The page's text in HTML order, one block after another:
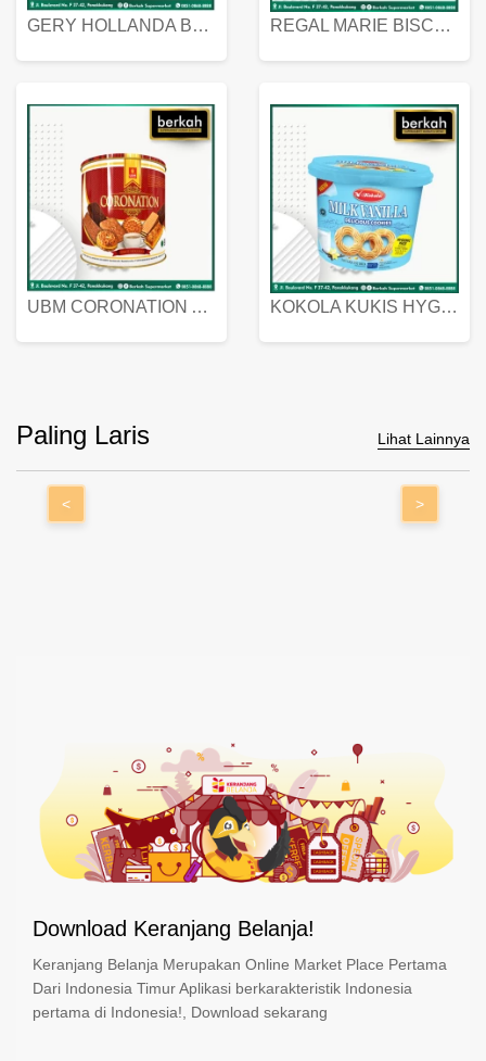
GERY HOLLANDA BUTTER COOKIES 450 GRAM REGAL MARIE BISCUIT KALENG 550 GRAM
UBM CORONATION ASSORTED BISKUIT KALENG 450 GRAM KOKOLA KUKIS HYGIENIC MILK VANILLA PACK 320 GR
Paling Laris Lihat Lainnya
< >
Download Keranjang Belanja!
Keranjang Belanja Merupakan Online Market Place Pertama
Dari Indonesia Timur Aplikasi berkarakteristik Indonesia
pertama di Indonesia!, Download sekarang